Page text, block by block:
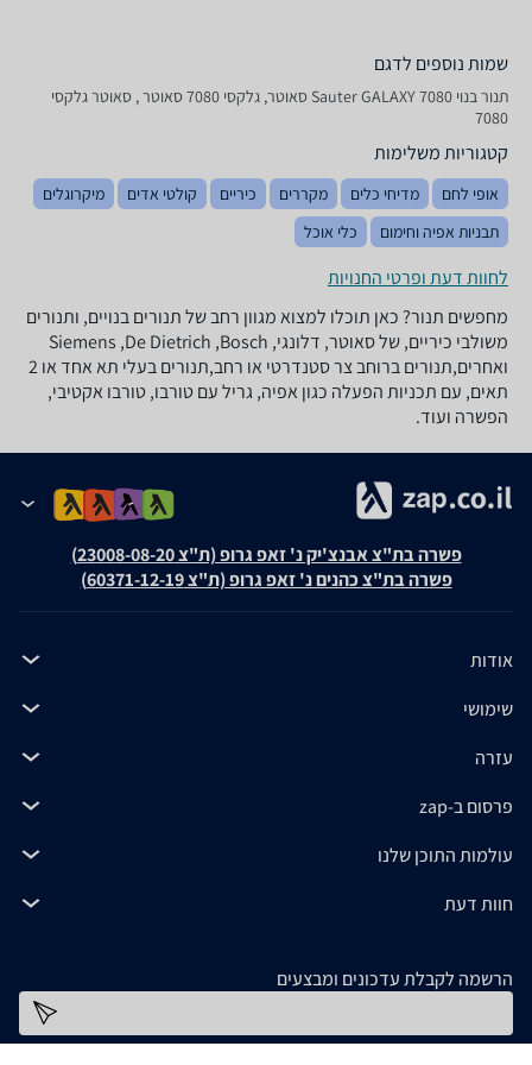
שמות נוספים לדגם
‏תנור בנוי Sauter GALAXY 7080 סאוטר, גלקסי 7080 סאוטר , סאוטר גלקסי
7080
קטגוריות משלימות
אופי לחם מדיחי כלים מקררים כיריים קולטי אדים
מיקרוגלים
תבניות אפיה וחימום
כלי אוכל
לחוות דעת ופרטי החנויות
מחפשים תנור? כאן תוכלו למצוא מגוון רחב של תנורים בנויים, ותנורים
משולבי כיריים, של סאוטר, דלונגי, Siemens ,De Dietrich ,Bosch
ואחרים,תנורים ברוחב צר סטנדרטי או רחב,תנורים בעלי תא אחד או 2
תאים, עם תכניות הפעלה כגון אפיה, גריל עם טורבו, טורבו אקטיבי,
הפשרה ועוד.
פשרה בת"צ אבנצ'יק נ' זאפ גרופ (ת"צ 23008-08-20)
פשרה בת"צ כהנים נ' זאפ גרופ (ת"צ 60371-12-19)
אודות
שימושי
עזרה
פרסום ב-zap
עולמות התוכן שלנו
חוות דעת
הרשמה לקבלת עדכונים ומבצעים